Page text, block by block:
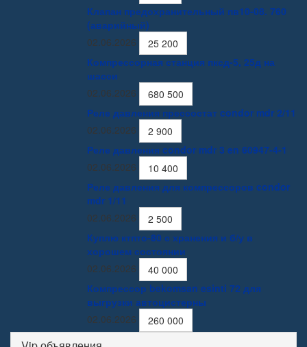
Клапан предохранительный пв10-08. 760
(аварийный)
02.06.2026
25 200
Компрессорная станция пксд-5, 25д на
шасси
02.06.2026
680 500
Реле давления прессостат condor mdr 2/11
02.06.2026
2 900
Реле давления condor mdr 3 en 60947-4-1
02.06.2026
10 400
Реле давления для компрессоров condor
mdr 1/11
02.06.2026
2 500
Куплю ктпто-80 с хранения и б/у в
хорошем состоянии
02.06.2026
40 000
Компрессор bekomsan esinti 72 для
выгрузки автоцистерны
02.06.2026
260 000